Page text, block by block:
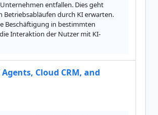
entfallen. Dies geht
Betriebsabläufen durch KI erwarten.
Beschäftigung in bestimmten
Interaktion der Nutzer mit KI-
Cloud CRM, and